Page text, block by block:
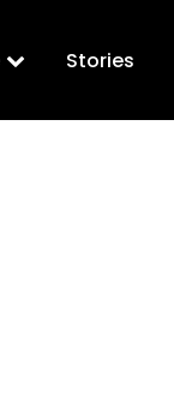
Stories